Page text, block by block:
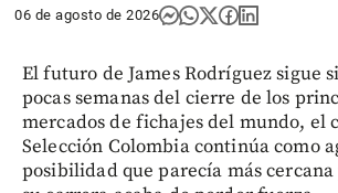
06 de agosto de 2026
El futuro de James Rodríguez sigue
pocas semanas del cierre de los
mercados de fichajes del mundo, el
Selección Colombia continúa como
posibilidad que parecía más